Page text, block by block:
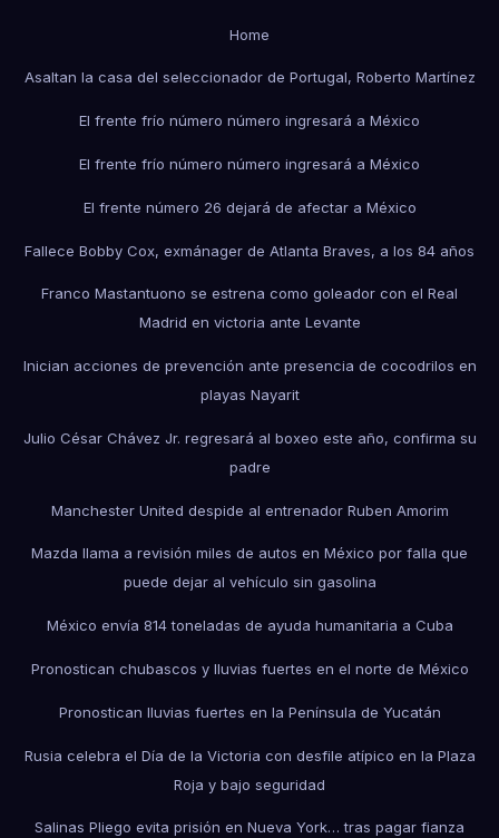
Home
Asaltan la casa del seleccionador de Portugal, Roberto Martínez
El frente frío número número ingresará a México
El frente frío número número ingresará a México
El frente número 26 dejará de afectar a México
Fallece Bobby Cox, exmánager de Atlanta Braves, a los 84 años
Franco Mastantuono se estrena como goleador con el Real
Madrid en victoria ante Levante
Inician acciones de prevención ante presencia de cocodrilos en
playas Nayarit
Julio César Chávez Jr. regresará al boxeo este año, confirma su
padre
Manchester United despide al entrenador Ruben Amorim
Mazda llama a revisión miles de autos en México por falla que
puede dejar al vehículo sin gasolina
México envía 814 toneladas de ayuda humanitaria a Cuba
Pronostican chubascos y lluvias fuertes en el norte de México
Pronostican lluvias fuertes en la Península de Yucatán
Rusia celebra el Día de la Victoria con desfile atípico en la Plaza
Roja y bajo seguridad
Salinas Pliego evita prisión en Nueva York… tras pagar fianza